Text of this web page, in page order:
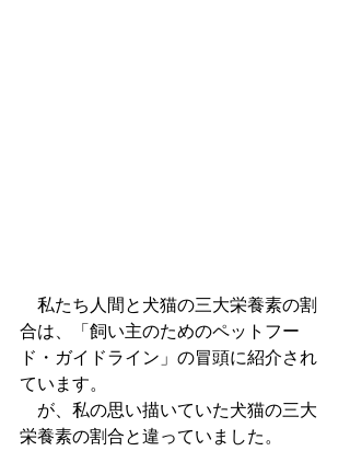
私たち人間と犬猫の三大栄養素の割
合は、「飼い主のためのペットフー
ド・ガイドライン」の冒頭に紹介され
ています。
が、私の思い描いていた犬猫の三大
栄養素の割合と違っていました。